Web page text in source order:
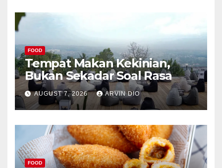
FOOD
Tempat Makan Kekinian,
Bukan Sekadar Soal Rasa
AUGUST 7, 2026 ARVIN DIO
FOOD